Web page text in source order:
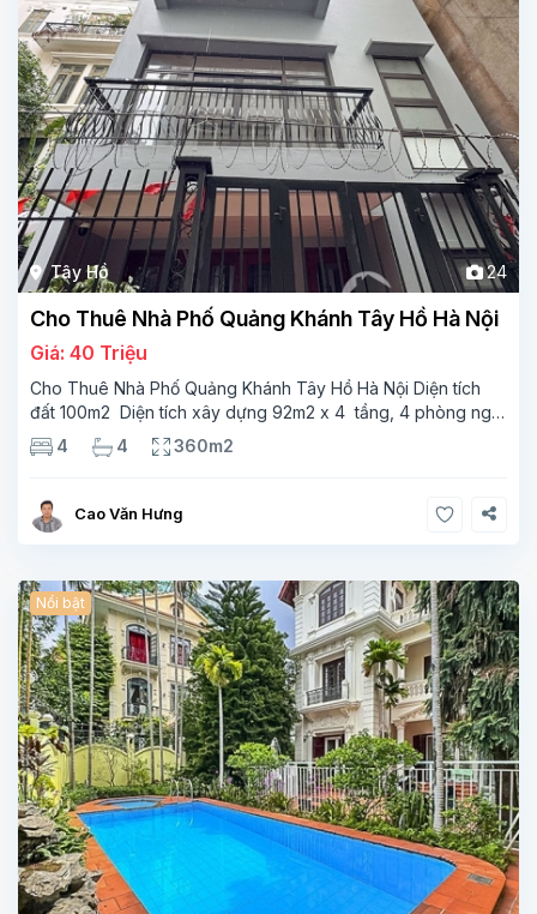
Tây Hồ 24
Cho Thuê Nhà Phố Quảng Khánh Tây Hồ Hà Nội
Giá: 40 Triệu
Cho Thuê Nhà Phố Quảng Khánh Tây Hồ Hà Nội Diện tích
đất 100m2 Diện tích xây dựng 92m2 x 4 tầng, 4 phòng ngủ
3 phòng tắm Tầng 1 – phòng bếp-1wc Tầng 2– phòng khách
, 1 phòng ngủ,1 phòng tắm Tầng 3- 2
4 4 360m2
Cao Văn Hưng
Nổi bật